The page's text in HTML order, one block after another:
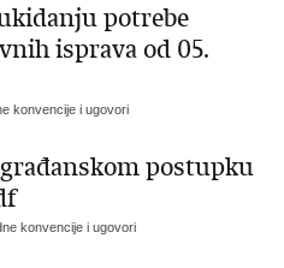
potrebe
isprava od 05.
konvencije i ugovori
postupku
konvencije i ugovori